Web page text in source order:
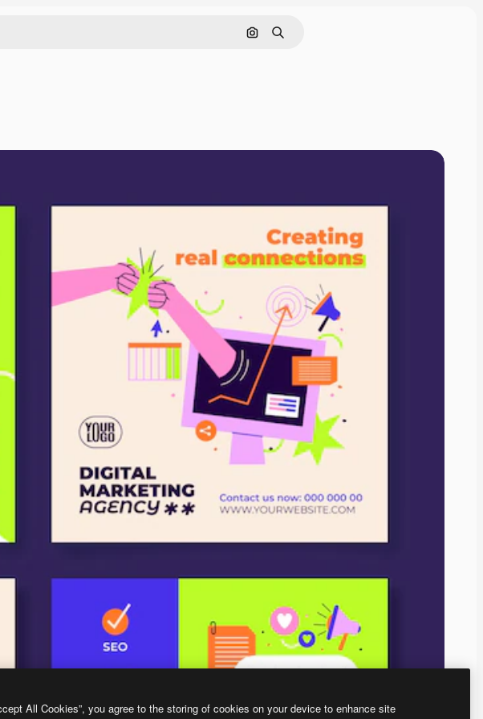
画像で検索
検索
All Cookies”, you agree to the storing of cookies on your device to enhance site